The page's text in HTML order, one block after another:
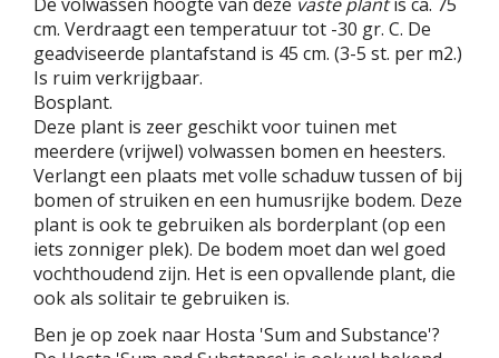
De volwassen hoogte van deze vaste plantis ca. 75
cm. Verdraagt een temperatuur tot -30 gr. C. De
geadviseerde plantafstand is 45 cm. (3-5 st. per m2.)
Is ruim verkrijgbaar.
Bosplant.
Deze plant is zeer geschikt voor tuinen met
meerdere (vrijwel) volwassen bomen en heesters.
Verlangt een plaats met volle schaduw tussen of bij
bomen of struiken en een humusrijke bodem. Deze
plant is ook te gebruiken als borderplant (op een
iets zonniger plek). De bodem moet dan wel goed
vochthoudend zijn. Het is een opvallende plant, die
ook als solitair te gebruiken is.
Ben je op zoek naar Hosta 'Sum and Substance'?